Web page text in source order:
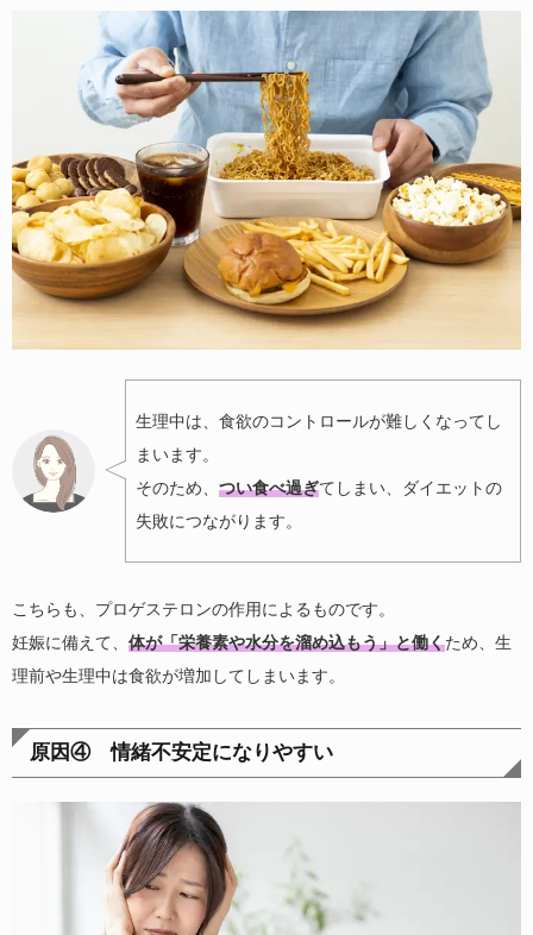
生理中は、食欲のコントロールが難しくなってし
まいます。
そのため、 つい食べ過ぎてしまい、ダイエットの
失敗につながります。
こちらも、プロゲステロンの作用によるものです。
妊娠に備えて、 体が「栄養素や水分を溜め込もう」と働くため、生
理前や生理中は食欲が増加してしまいます。
原因④ 情緒不安定になりやすい